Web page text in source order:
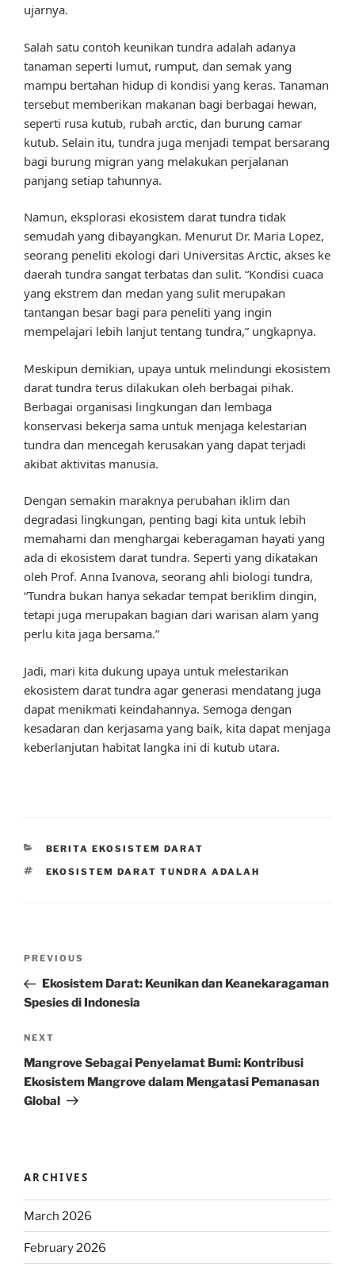
ujarnya.
Salah satu contoh keunikan tundra adalah adanya
tanaman seperti lumut, rumput, dan semak yang
mampu bertahan hidup di kondisi yang keras. Tanaman
tersebut memberikan makanan bagi berbagai hewan,
seperti rusa kutub, rubah arctic, dan burung camar
kutub. Selain itu, tundra juga menjadi tempat bersarang
bagi burung migran yang melakukan perjalanan
panjang setiap tahunnya.
Namun, eksplorasi ekosistem darat tundra tidak
semudah yang dibayangkan. Menurut Dr. Maria Lopez,
seorang peneliti ekologi dari Universitas Arctic, akses ke
daerah tundra sangat terbatas dan sulit. “Kondisi cuaca
yang ekstrem dan medan yang sulit merupakan
tantangan besar bagi para peneliti yang ingin
mempelajari lebih lanjut tentang tundra,” ungkapnya.
Meskipun demikian, upaya untuk melindungi ekosistem
darat tundra terus dilakukan oleh berbagai pihak.
Berbagai organisasi lingkungan dan lembaga
konservasi bekerja sama untuk menjaga kelestarian
tundra dan mencegah kerusakan yang dapat terjadi
akibat aktivitas manusia.
Dengan semakin maraknya perubahan iklim dan
degradasi lingkungan, penting bagi kita untuk lebih
memahami dan menghargai keberagaman hayati yang
ada di ekosistem darat tundra. Seperti yang dikatakan
oleh Prof. Anna Ivanova, seorang ahli biologi tundra,
“Tundra bukan hanya sekadar tempat beriklim dingin,
tetapi juga merupakan bagian dari warisan alam yang
perlu kita jaga bersama.”
Jadi, mari kita dukung upaya untuk melestarikan
ekosistem darat tundra agar generasi mendatang juga
dapat menikmati keindahannya. Semoga dengan
kesadaran dan kerjasama yang baik, kita dapat menjaga
keberlanjutan habitat langka ini di kutub utara.
CATEGORIES
BERITA EKOSISTEM DARAT
TAGS
EKOSISTEM DARAT TUNDRA ADALAH
Previous
Post
PREVIOUS
Ekosistem Darat: Keunikan dan Keanekaragaman
Spesies di Indonesia
Next
Post
NEXT
Mangrove Sebagai Penyelamat Bumi: Kontribusi
Ekosistem Mangrove dalam Mengatasi Pemanasan
Global
ARCHIVES
March 2026
February 2026